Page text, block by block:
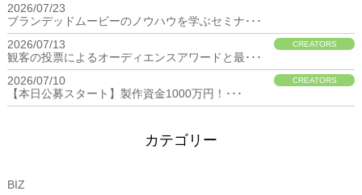
2026/07/23
ブランデッドムービーのノウハウを学ぶセミナ･･･
2026/07/13
CREATORS
観客の投票によるオーディエンスアワードと最･･･
2026/07/10
CREATORS
【本日公募スタート】製作資金1000万円！･･･
カテゴリー
BIZ